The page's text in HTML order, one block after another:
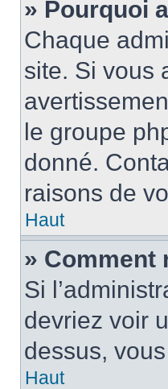
» Pourquoi
Chaque
site. Si vous
le groupe
donné.
raisons de
Haut
» Comment
Si
devriez voir
dessus,
Haut